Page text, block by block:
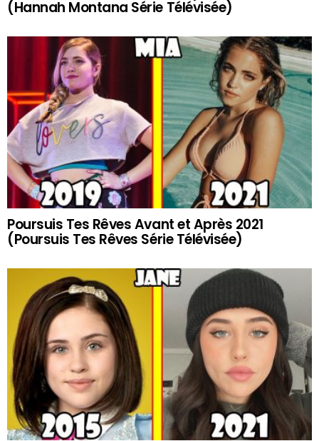
(Hannah Montana Série Télévisée)
Poursuis Tes Rêves Avant et Après 2021
(Poursuis Tes Rêves Série Télévisée)